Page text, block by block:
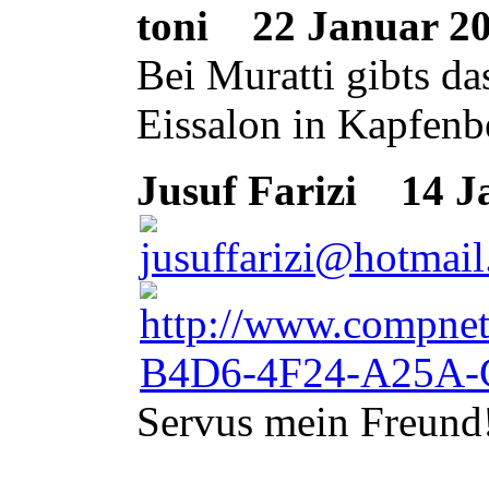
toni
22 Januar
Bei Muratti gibts
Eissalon in
Jusuf Farizi
14
Servus mein